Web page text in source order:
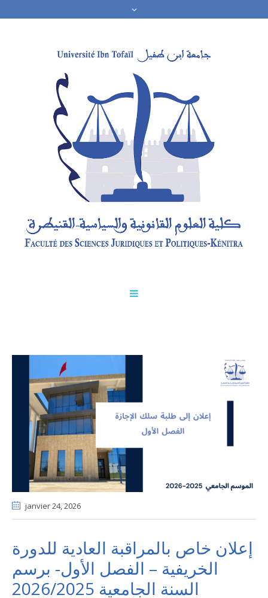
janvier 24, 2026
إعلان خاص بالمراقبة العادية للدورة
الخريفية – الفصل الأول- برسم
السنة الجامعية 2026/2025